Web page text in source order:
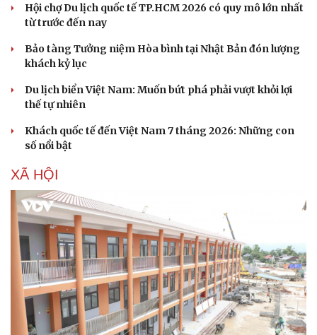
Doanh nghiệp
Thông tin doanh nghiệp
Doanh nhân
Vì cộng đồng
Công nghệ
Hội chợ Du lịch quốc tế TP.HCM 2026 có quy mô lớn nhất
từ trước đến nay
Bảo tàng Tưởng niệm Hòa bình tại Nhật Bản đón lượng
khách kỷ lục
Du lịch biển Việt Nam: Muốn bứt phá phải vượt khỏi lợi
thế tự nhiên
Khách quốc tế đến Việt Nam 7 tháng 2026: Những con
số nổi bật
XÃ HỘI